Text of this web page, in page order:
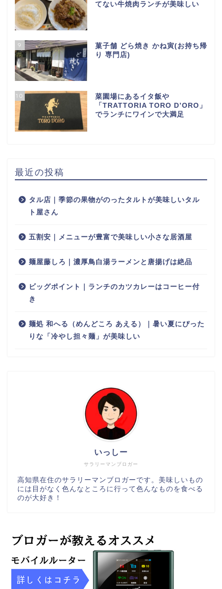
てない牛焼肉ランチが美味しい
9
菓子舗 どら焼き かね寅(お持ち帰
り 専門店)
10
菜園場にあるイタ飯や
「TRATTORIA TORO D’ORO」
でランチにワインで大満足
最近の投稿
タル店｜季節の果物がのったタルトが美味しいタル
ト屋さん
五割安｜メニューが豊富で美味しい小さな居酒屋
麺屋藤しろ｜濃厚鳥白湯ラーメンと唐揚げは絶品
ビッグポイント｜ランチのカツカレーはコーヒー付
き
麺処 和へる（めんどころ あえる）｜暑い夏にぴった
りな「冷やし担々麺」が美味しい
サラリーマンブロガー
いっしー
高知県在住のサラリーマンブロガーです。美味しいもの
には目がなく色んなところに行って色んなものを食べる
のが大好き！